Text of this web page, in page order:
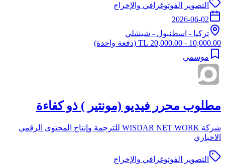
التصوير الفوتوغرافي والإخراج
2026-06-02
تركيا - اسطنبول - شيشلي
10,000.00 - 20,000.00 TL
(دفعة واحدة)
موسمي
مطلوب محرر فيديو (مونتير ) ذو كفاءة
شركة WISDAR NET WORK للترجمة وإنتاج المحتوى الرقمي
الاخباري
التصوير الفوتوغرافي والإخراج